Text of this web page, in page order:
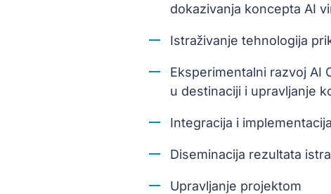
dokazivanja koncepta AI
Istraživanje tehnologija
Eksperimentalni razvoj AI
u destinaciji i upravljanje
Integracija i
Diseminacija rezultata
Upravljanje projektom